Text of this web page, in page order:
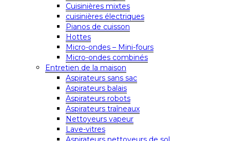
Cuisinières mixtes
cuisinières électriques
Pianos de cuisson
Hottes
Micro-ondes – Mini-fours
Micro-ondes combinés
Entretien de la maison
Aspirateurs sans sac
Aspirateurs balais
Aspirateurs robots
Aspirateurs traîneaux
Nettoyeurs vapeur
Lave-vitres